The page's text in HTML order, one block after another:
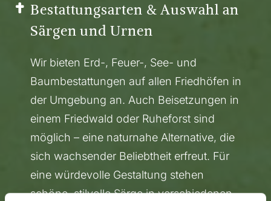
Bestattungsarten & Auswahl an
Särgen und Urnen
Wir bieten Erd-, Feuer-, See- und
Baumbestattungen auf allen Friedhöfen in
der Umgebung an. Auch Beisetzungen in
einem Friedwald oder Ruheforst sind
möglich – eine naturnahe Alternative, die
sich wachsender Beliebtheit erfreut. Für
eine würdevolle Gestaltung stehen
schöne, stilvolle Särge in verschiedenen